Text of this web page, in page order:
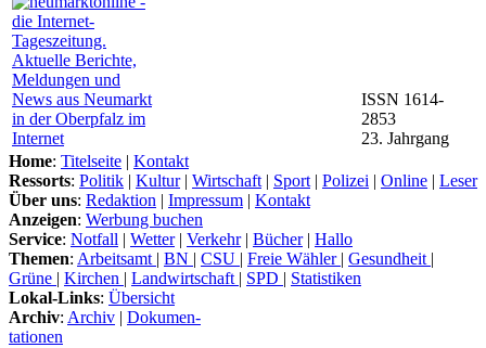
ISSN 1614-
2853
23. Jahrgang
Home: Titelseite | Kontakt
Ressorts: Politik | Kultur| Wirtschaft | Sport | Polizei | Online | Leser
Über uns: Redaktion | Impressum | Kontakt
Anzeigen: Werbung buchen
Service: Notfall | Wetter| Verkehr| Bücher| Hallo
Themen: Arbeitsamt | BN | CSU | Freie Wähler | Gesundheit |
Grüne | Kirchen | Landwirtschaft | SPD | Statistiken
Lokal-Links: Übersicht
Archiv: Archiv | Dokumen-
tationen